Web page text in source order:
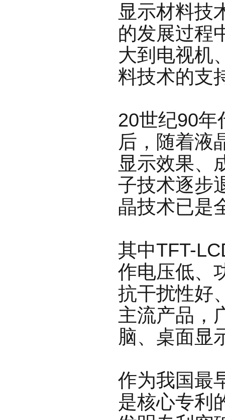
显示材料技
的发展过程
大到电视机
料技术的支
20世纪90年
后，随着液
显示效果、
子技术逐步
晶技术已是
其中TFT-
作电压低、
抗干扰性好
主流产品，
脑、桌面显
作为我国最
是核心专利